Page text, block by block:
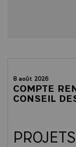
8 août 2026
COMPTE
CONSEIL